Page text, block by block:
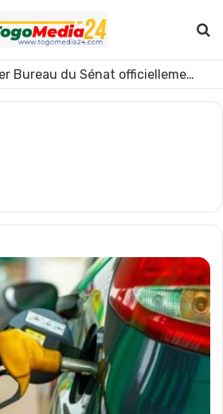
Bénin : le premier Bureau du Sénat officiellement installé